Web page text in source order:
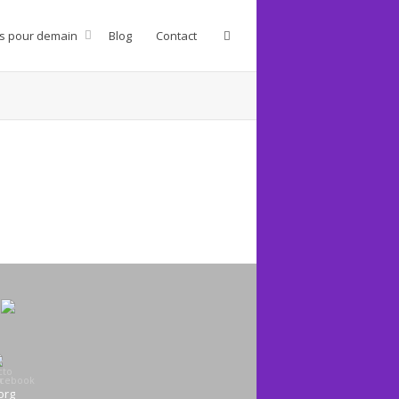
pour demain Blog Contact